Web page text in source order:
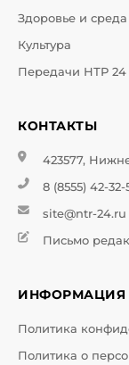
Здоровье и среда
Культура
Передачи НТР 24
КОНТАКТЫ
423577,
8 (8555) 42-32-
site@ntr-24.ru
Письмо
ИНФОРМАЦИЯ
Политика
Политика о